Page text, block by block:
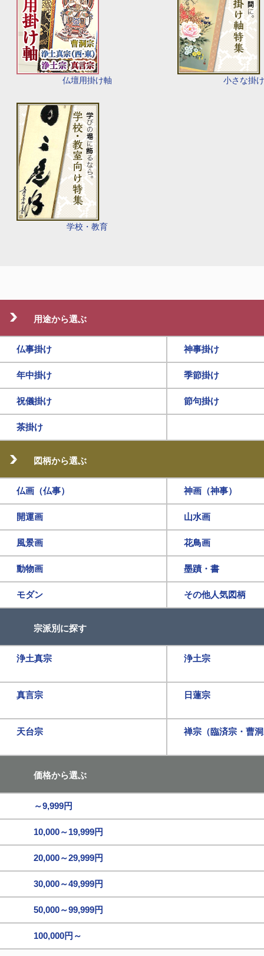
仏壇用掛け軸 小さな掛
学校・教育
用途から選ぶ
仏事掛け 神事掛け
年中掛け 季節掛け
祝儀掛け 節句掛け
茶掛け
図柄から選ぶ
仏画（仏事） 神画（神事）
開運画 山水画
風景画 花鳥画
動物画 墨蹟・書
モダン その他人気図柄
宗派別に探す
浄土真宗 浄土宗
真言宗 日蓮宗
天台宗 禅宗（臨済宗・曹
価格から選ぶ
～9,999円
10,000～19,999円
20,000～29,999円
30,000～49,999円
50,000～99,999円
100,000円～